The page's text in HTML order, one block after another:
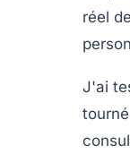
réel
J'ai